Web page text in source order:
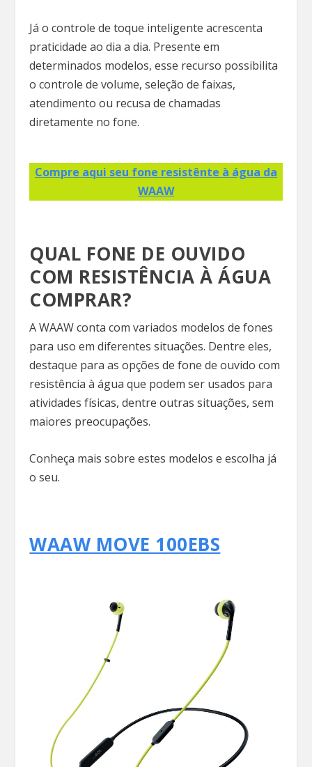
Já o controle de toque inteligente acrescenta
praticidade ao dia a dia. Presente em
determinados modelos, esse recurso possibilita
o controle de volume, seleção de faixas,
atendimento ou recusa de chamadas
diretamente no fone.
Compre aqui seu fone resistênte à água da
WAAW
QUAL FONE DE OUVIDO
COM RESISTÊNCIA À ÁGUA
COMPRAR?
A WAAW conta com variados modelos de fones
para uso em diferentes situações. Dentre eles,
destaque para as opções de fone de ouvido com
resistência à água que podem ser usados para
atividades físicas, dentre outras situações, sem
maiores preocupações.
Conheça mais sobre estes modelos e escolha já
o seu.
WAAW MOVE 100EBS